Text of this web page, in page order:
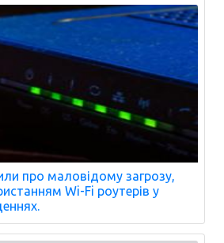
про маловідому загрозу,
Wi-Fi роутерів у